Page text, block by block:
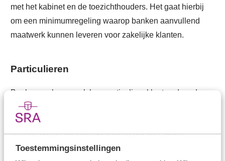
Toestemmingsinstellingen
met het kabinet en de toezichthouders. Het gaat hierbij
om een minimumregeling waarop banken aanvullend
maatwerk kunnen leveren voor zakelijke klanten.
Particulieren
Banken proberen ook hun particuliere klanten door deze
moeilijke tijd heen te helpen. Consumenten die door
wegvallende inkomsten tijdelijk minder financiële ruimte
hebben om de hypotheeklasten te betalen, wordt
aangeraden contact op te nemen met hun bank. Banken